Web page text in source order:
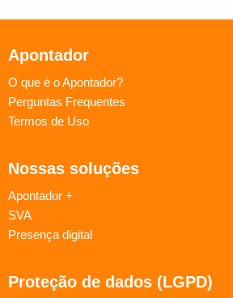
Apontador
O que é o Apontador?
Perguntas Frequentes
Termos de Uso
Nossas soluções
Apontador +
SVA
Presença digital
Proteção de dados (LGPD)